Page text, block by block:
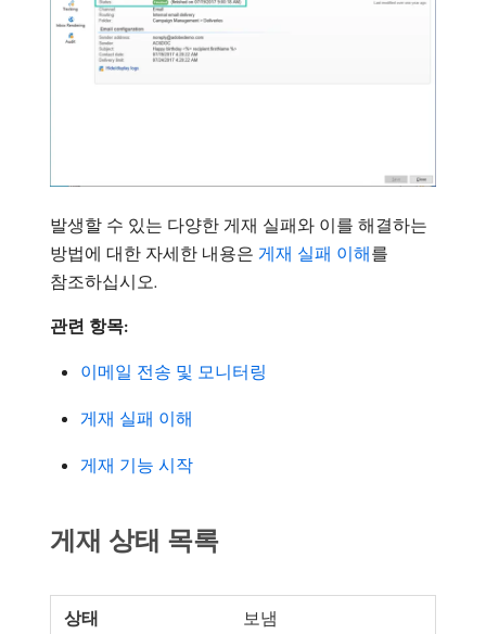
발생할 수 있는 다양한 게재 실패와 이를 해결하는
방법에 대한 자세한 내용은 게재 실패 이해를
참조하십시오.
관련 항목:
이메일 전송 및 모니터링
게재 실패 이해
게재 기능 시작
게재 상태 목록
보냄